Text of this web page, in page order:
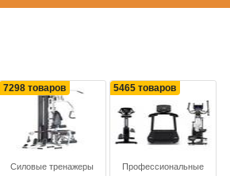
7298 товаров
Силовые тренажеры
5465 товаров
Профессиональные